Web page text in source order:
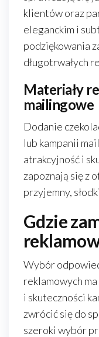
klientów oraz
eleganckim i
podziękowania
długotrwałych
Materiały
mailingowe
Dodanie
lub kampanii
atrakcyjność i
zapoznają się z
przyjemny,
Gdzie
Wybór
reklamowych
i skuteczności
zwrócić się do
szeroki wybór